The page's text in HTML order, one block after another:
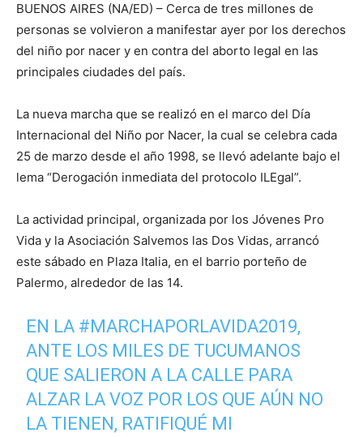
BUENOS AIRES (NA/ED) – Cerca de tres millones de
personas se volvieron a manifestar ayer por los derechos
del niño por nacer y en contra del aborto legal en las
principales ciudades del país.
La nueva marcha que se realizó en el marco del Día
Internacional del Niño por Nacer, la cual se celebra cada
25 de marzo desde el año 1998, se llevó adelante bajo el
lema “Derogación inmediata del protocolo ILEgal”.
La actividad principal, organizada por los Jóvenes Pro
Vida y la Asociación Salvemos las Dos Vidas, arrancó
este sábado en Plaza Italia, en el barrio porteño de
Palermo, alrededor de las 14.
EN LA #MARCHAPORLAVIDA2019,
ANTE LOS MILES DE TUCUMANOS
QUE SALIERON A LA CALLE PARA
ALZAR LA VOZ POR LOS QUE AÚN NO
LA TIENEN, RATIFIQUÉ MI